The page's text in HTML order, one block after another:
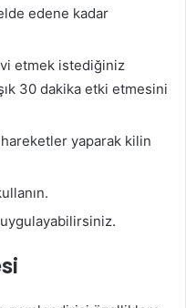
edene kadar
etmek istediğiniz
30 dakika etki etmesini
yaparak kilin